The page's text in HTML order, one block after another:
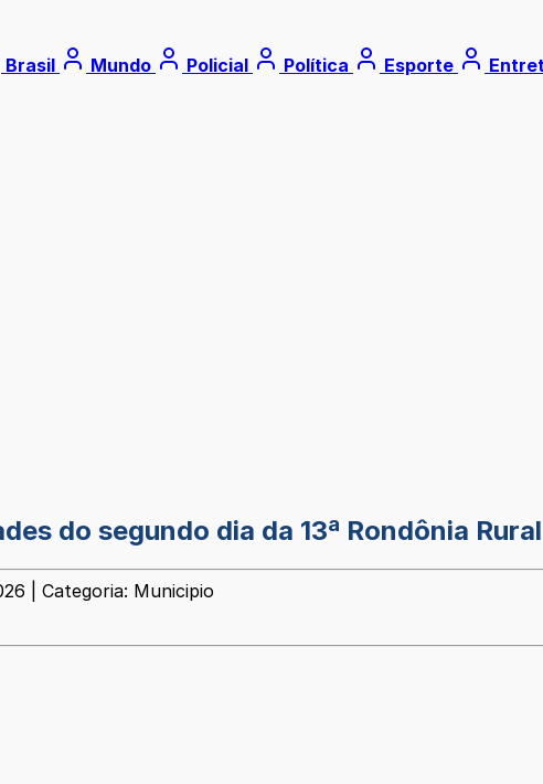
Brasil Mundo Policial Política Esporte
do segundo dia da 13ª Rondônia
| Categoria: Municipio